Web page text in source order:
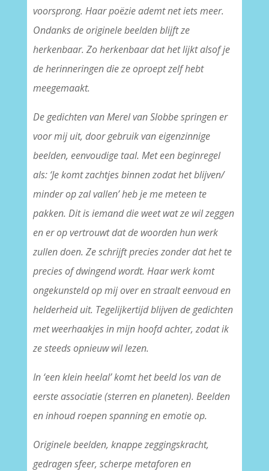
voorsprong. Haar poëzie ademt net iets meer.
Ondanks de originele beelden blijft ze
herkenbaar. Zo herkenbaar dat het lijkt alsof je
de herinneringen die ze oproept zelf hebt
meegemaakt.
De gedichten van Merel van Slobbe springen er
voor mij uit, door gebruik van eigenzinnige
beelden, eenvoudige taal. Met een beginregel
als: ‘Je komt zachtjes binnen zodat het blijven/
minder op zal vallen’ heb je me meteen te
pakken. Dit is iemand die weet wat ze wil zeggen
en er op vertrouwt dat de woorden hun werk
zullen doen. Ze schrijft precies zonder dat het te
precies of dwingend wordt. Haar werk komt
ongekunsteld op mij over en straalt eenvoud en
helderheid uit. Tegelijkertijd blijven de gedichten
met weerhaakjes in mijn hoofd achter, zodat ik
ze steeds opnieuw wil lezen.
In ‘een klein heelal’ komt het beeld los van de
eerste associatie (sterren en planeten). Beelden
en inhoud roepen spanning en emotie op.
Originele beelden, knappe zeggingskracht,
gedragen sfeer, scherpe metaforen en